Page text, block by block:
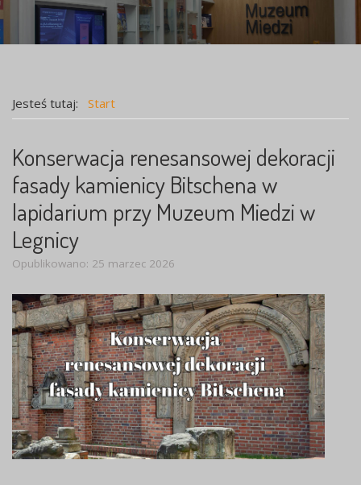
Jesteś tutaj: Start
Konserwacja renesansowej dekoracji
fasady kamienicy Bitschena w
lapidarium przy Muzeum Miedzi w
Legnicy
Opublikowano: 25 marzec 2026